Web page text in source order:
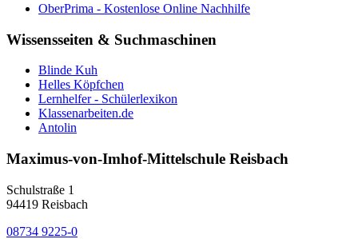
OberPrima - Kostenlose Online Nachhilfe
Wissensseiten & Suchmaschinen
Blinde Kuh
Helles Köpfchen
Lernhelfer - Schülerlexikon
Klassenarbeiten.de
Antolin
Maximus-von-Imhof-Mittelschule Reisbach
Schulstraße 1
94419 Reisbach
08734 9225-0